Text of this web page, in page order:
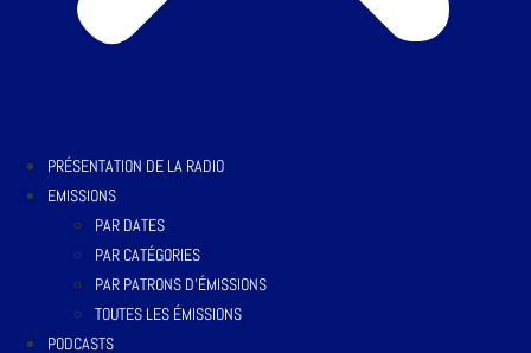
PRÉSENTATION DE LA RADIO
EMISSIONS
PAR DATES
PAR CATÉGORIES
PAR PATRONS D’ÉMISSIONS
TOUTES LES ÉMISSIONS
PODCASTS